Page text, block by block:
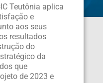
Teutônia aplica
e
aos seus
resultados
do
da
que
de 2023 e